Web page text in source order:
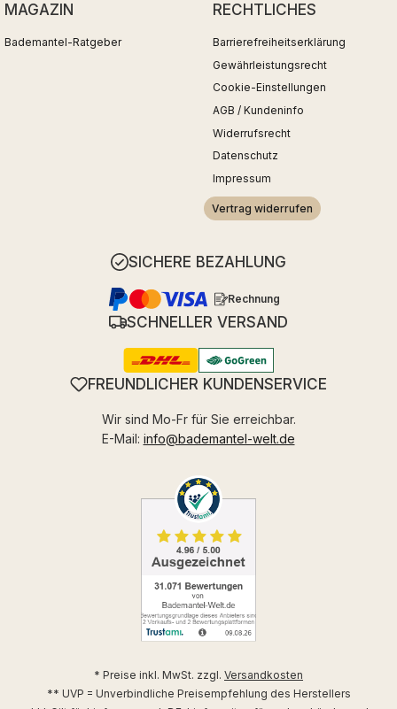
MAGAZIN
Bademantel-Ratgeber
RECHTLICHES
Barrierefreiheitserklärung
Gewährleistungsrecht
Cookie-Einstellungen
AGB / Kundeninfo
Widerrufsrecht
Datenschutz
Impressum
Vertrag widerrufen
SICHERE BEZAHLUNG
Rechnung
SCHNELLER VERSAND
FREUNDLICHER KUNDENSERVICE
Wir sind Mo-Fr für Sie erreichbar.
E-Mail: info@bademantel-welt.de
* Preise inkl. MwSt. zzgl. Versandkosten
** UVP = Unverbindliche Preisempfehlung des Herstellers